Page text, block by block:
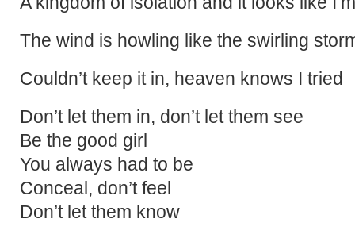
The wind is howling like the swirling
Couldn’t keep it in, heaven knows I tried
Don’t let them in, don’t let them see
Be the good girl
You always had to be
Conceal, don’t feel
Don’t let them know